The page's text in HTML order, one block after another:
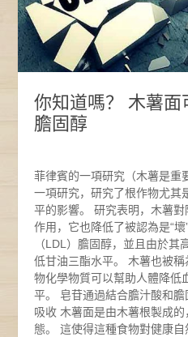
你知道嗎？ 木薯
膽固醇
菲律賓的一項研究（木薯是重
一項研究，研究了根作物尤其
平的影響。 研究表明，木薯
作用，它也降低了被認為是“
（LDL）膽固醇，並且由於
低甘油三酯水平。 木薯也被
物化學物質可以幫助人體降低
平。 皂苷通過結合膽汁酸和
吸收 木薯面是由木薯根製成
態。 這使得這種食物對健康